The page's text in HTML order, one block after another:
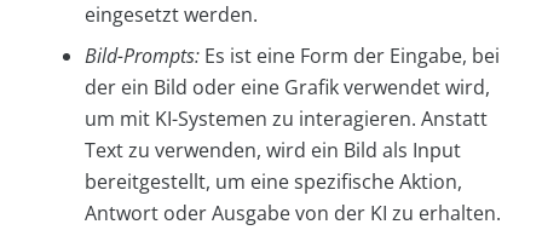
eingesetzt werden.
Bild-Prompts: Es ist eine Form der Eingabe, bei
der ein Bild oder eine Grafik verwendet wird,
um mit KI-Systemen zu interagieren. Anstatt
Text zu verwenden, wird ein Bild als Input
bereitgestellt, um eine spezifische Aktion,
Antwort oder Ausgabe von der KI zu erhalten.